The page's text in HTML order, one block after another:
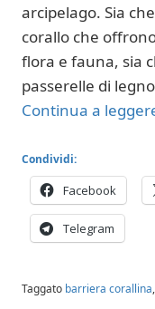
arcipelago. Sia
corallo che
flora e fauna, sia
passerelle di
Continua a
Condividi:
Facebook
Telegram
Taggato barriera corallina,